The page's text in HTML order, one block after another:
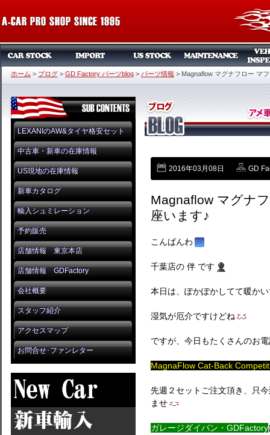
ホーム > ブログ > GD Factory パーツblog > パーツ情報 > Magnaflow マグナフロー マ
LEXANIのAW&タイヤ格安セット
中古車・新車の在庫情報
US現地の在庫情報
新車カタログ
輸入シュミレーション
予約販売
店舗情報 東京本店
店舗情報 GDFactory
会社概要
スタッフ紹介
アクセスマップ
お問合せ･ファンレター
2016年03月08日 GD
Magnaflow マグナ
座います♪
こんばんわ
千葉店の 伴 です
本日は、ぽかぽかしてて暖か
湿気が厄介ですけどね
ですが、今日もたくさんのお
MagnaFlow Cat-Back
先週２セットご注文頂き、只
ませ
ガレージダイバン・GDFactory